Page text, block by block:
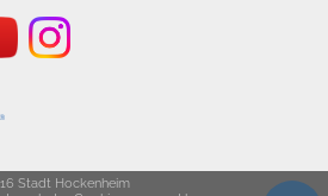
Stadt Hockenheim